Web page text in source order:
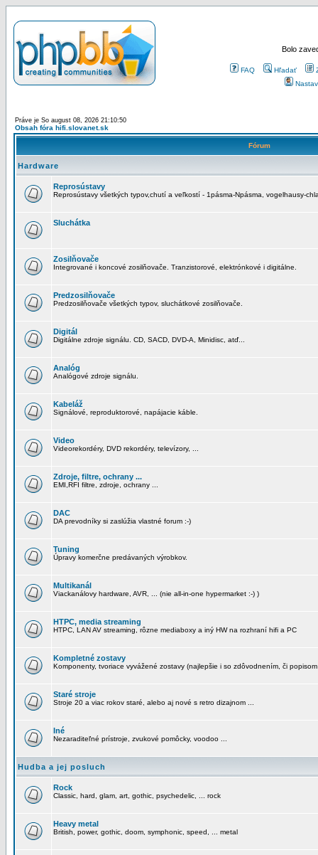
Bolo
FAQ Hľadať
Práve je So august 08, 2026 21:10:50
Obsah fóra hifi.slovanet.sk
Fórum
Hardware
Reprosústavy
Reprosústavy všetkých typov,chutí a veľkostí - 1pásma-Npásma, vogelhausy-
Sluchátka
Zosilňovače
Integrované i koncové zosilňovače. Tranzistorové, elektrónkové i digitálne.
Predzosilňovače
Predzosilňovače všetkých typov, sluchátkové zosilňovače.
Digitál
Digitálne zdroje signálu. CD, SACD, DVD-A, Minidisc, atď...
Analóg
Analógové zdroje signálu.
Kabeláž
Signálové, reproduktorové, napájacie káble.
Video
Videorekordéry, DVD rekordéry, televízory, ...
Zdroje, filtre, ochrany ...
EMI,RFI filtre, zdroje, ochrany ...
DAC
DA prevodníky si zaslúžia vlastné forum :-)
Tuning
Úpravy komerčne predávaných výrobkov.
Multikanál
Viackanálovy hardware, AVR, ... (nie all-in-one hypermarket :-) )
HTPC, media streaming
HTPC, LAN AV streaming, rôzne mediaboxy a iný HW na rozhraní hifi a PC
Kompletné zostavy
Komponenty, tvoriace vyvážené zostavy (najlepšie i so zdôvodnením, či
Staré stroje
Stroje 20 a viac rokov staré, alebo aj nové s retro dizajnom ...
Iné
Nezaraditeľné prístroje, zvukové pomôcky, voodoo ...
Hudba a jej posluch
Rock
Classic, hard, glam, art, gothic, psychedelic, ... rock
Heavy metal
British, power, gothic, doom, symphonic, speed, ... metal